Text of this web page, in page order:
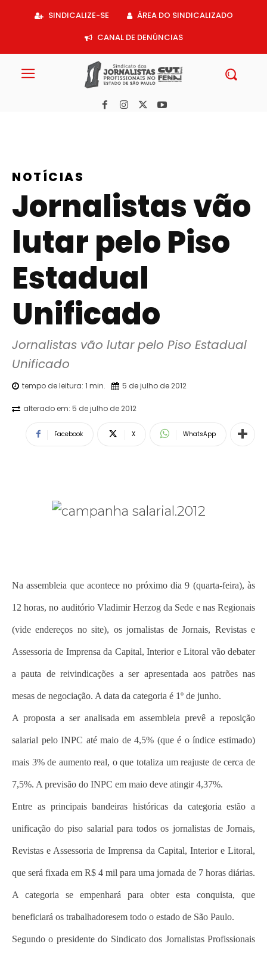
SINDICALIZE-SE
ÁREA DO SINDICALIZADO
CANAL DE DENÚNCIAS
NOTÍCIAS
Jornalistas vão
lutar pelo Piso
Estadual
Unificado
Jornalistas vão lutar pelo Piso Estadual
Unificado
tempo de leitura: 1 min. 5 de julho de 2012
alterado em: 5 de julho de 2012
Facebook X WhatsApp
Na assembleia que acontece no próximo dia 9 (quarta-feira), às
12 horas, no auditório Vladimir Herzog da Sede e nas Regionais
(vide endereços no site), os jornalistas de Jornais, Revistas e
Assessoria de Imprensa da Capital, Interior e Litoral vão debater
a pauta de reivindicações a ser apresentada aos patrões nas
mesas de negociação. A data da categoria é 1º de junho.
A proposta a ser analisada em assembleia prevê a reposição
salarial pelo INPC até maio de 4,5% (que é o índice estimado)
mais 3% de aumento real, o que totaliza um reajuste de cerca de
7,5%. A previsão do INPC em maio deve atingir 4,37%.
Entre as principais bandeiras históricas da categoria estão a
unificação do piso salarial para todos os jornalistas de Jornais,
Revistas e Assessoria de Imprensa da Capital, Interior e Litoral,
que será fixada em R$ 4 mil para uma jornada de 7 horas diárias.
A categoria se empenhará para obter esta conquista, que
beneficiará os trabalhadoresem todo o estado de São Paulo.
Segundo o presidente do Sindicato dos Jornalistas Profissionais